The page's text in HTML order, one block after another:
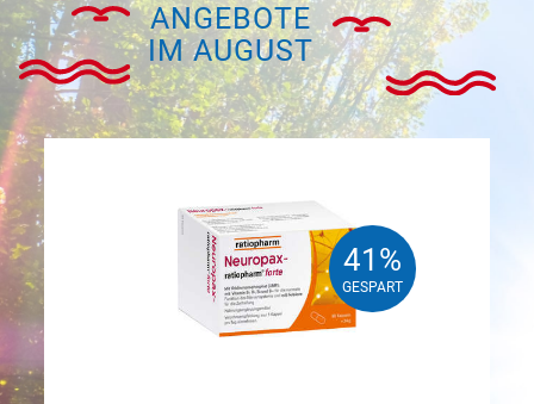
ANGEBOTE
IM AUGUST
41%
GESPART
41%
GESPART